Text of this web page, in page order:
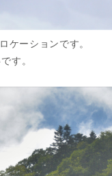
ケーションです。
す。